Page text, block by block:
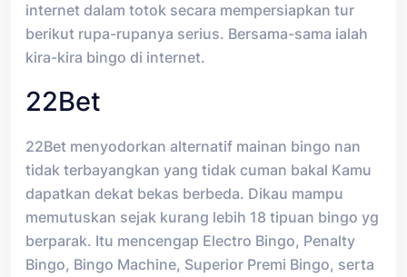
internet dalam totok secara mempersiapkan tur
berikut rupa-rupanya serius. Bersama-sama ialah
kira-kira bingo di internet.
22Bet
22Bet menyodorkan alternatif mainan bingo nan
tidak terbayangkan yang tidak cuman bakal Kamu
dapatkan dekat bekas berbeda. Dikau mampu
memutuskan sejak kurang lebih 18 tipuan bingo yg
berparak. Itu mencengap Electro Bingo, Penalty
Bingo, Bingo Machine, Superior Premi Bingo, serta